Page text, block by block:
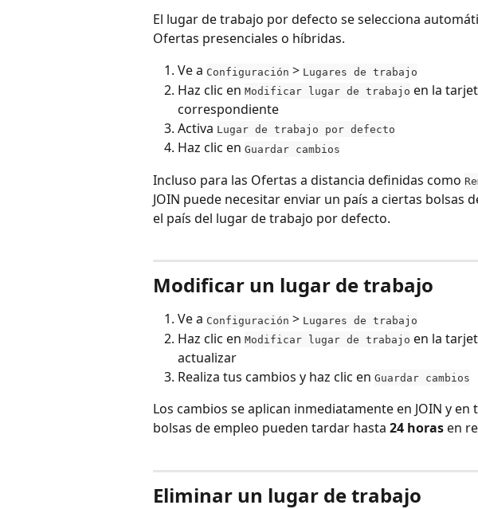
El lugar de trabajo por defecto se selecciona
Ofertas presenciales o híbridas.
Ve a Configuración > Lugares de trabajo
Haz clic en Modificar lugar de trabajo en la
correspondiente
Activa Lugar de trabajo por defecto
Haz clic en Guardar cambios
Incluso para las Ofertas a distancia definidas como
JOIN puede necesitar enviar un país a ciertas bolsas
el país del lugar de trabajo por defecto.
Modificar un lugar de trabajo
Ve a Configuración > Lugares de trabajo
Haz clic en Modificar lugar de trabajo en la
actualizar
Realiza tus cambios y haz clic en Guardar cambios
Los cambios se aplican inmediatamente en JOIN y en
bolsas de empleo pueden tardar hasta 24 horas en
Eliminar un lugar de trabajo